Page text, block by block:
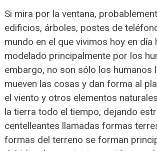
Si mira por la ventana,
edificios, árboles, postes de
mundo en el que vivimos hoy en día
modelado principalmente por los
embargo, no son sólo los humanos
mueven las cosas y dan forma al
el viento y otros elementos
la tierra todo el tiempo, dejando
centelleantes llamadas formas
formas del terreno se forman